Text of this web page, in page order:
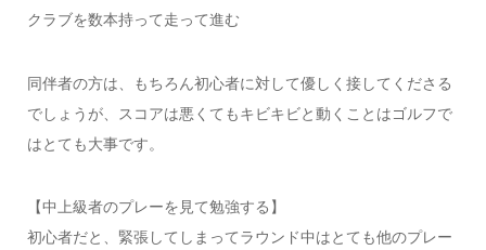
クラブを数本持って走って進む
同伴者の方は、もちろん初心者に対して優しく接してくださる
でしょうが、スコアは悪くてもキビキビと動くことはゴルフで
はとても大事です。
【中上級者のプレーを見て勉強する】
初心者だと、緊張してしまってラウンド中はとても他のプレー